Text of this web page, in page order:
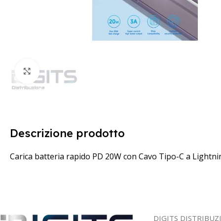
Clicca per ingrandire
Descrizione prodotto
Carica batteria rapido PD 20W con Cavo Tipo-C a
DIGITS